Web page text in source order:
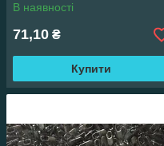
В наявності
71,10 ₴
Купити